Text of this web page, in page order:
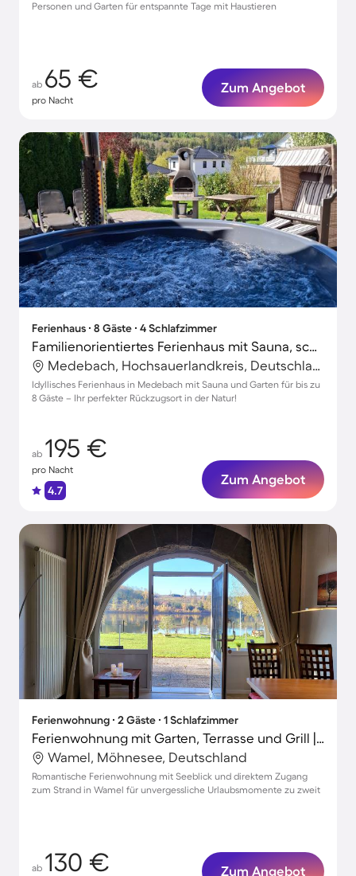
Personen und Garten für entspannte Tage mit Haustieren
ab 65 €
pro Nacht
Zum Angebot
Ferienhaus ∙ 8 Gäste ∙ 4 Schlafzimmer
Familienorientiertes Ferienhaus mit Sauna, schnellem Internet und Grill | Gartenblick
Medebach, Hochsauerlandkreis, Deutschland
Idyllisches Ferienhaus in Medebach mit Sauna und Garten für bis zu
8 Gäste – Ihr perfekter Rückzugsort in der Natur!
ab 195 €
pro Nacht
4.7
Zum Angebot
Ferienwohnung ∙ 2 Gäste ∙ 1 Schlafzimmer
Ferienwohnung mit Garten, Terrasse und Grill | Seeblick
Wamel, Möhnesee, Deutschland
Romantische Ferienwohnung mit Seeblick und direktem Zugang
zum Strand in Wamel für unvergessliche Urlaubsmomente zu zweit
ab 130 € Zum Angebot